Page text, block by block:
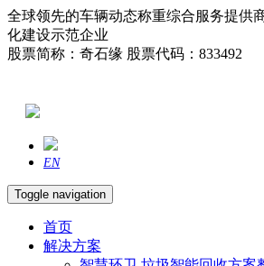
全球领先的车辆动态称重综合服务提供
化建设示范企业
股票简称：奇石缘 股票代码：833492
EN
Toggle navigation
首页
解决方案